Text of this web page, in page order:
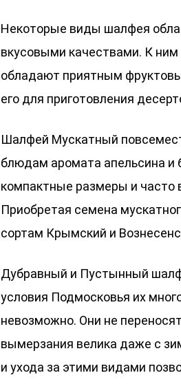
Некоторые виды шалфея
вкусовыми качествами. К
обладают приятным
его для приготовления
Шалфей Мускатный
блюдам аромата апельсина и
компактные размеры и
Приобретая семена
сортам Крымский и
Дубравный и Пустынный
условия Подмосковья их
невозможно. Они не
вымерзания велика даже с
и ухода за этими видами